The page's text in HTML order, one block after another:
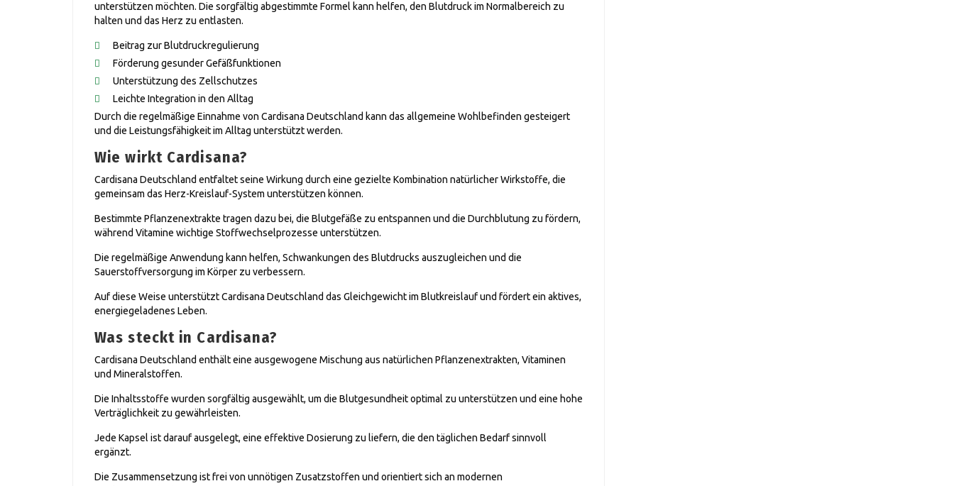
unterstützen möchten. Die sorgfältig abgestimmte Formel kann helfen, den Blutdruck im Normalbereich zu
halten und das Herz zu entlasten.
Beitrag zur Blutdruckregulierung
Förderung gesunder Gefäßfunktionen
Unterstützung des Zellschutzes
Leichte Integration in den Alltag
Durch die regelmäßige Einnahme von Cardisana Deutschland kann das allgemeine Wohlbefinden gesteigert
und die Leistungsfähigkeit im Alltag unterstützt werden.
Wie wirkt Cardisana?
Cardisana Deutschland entfaltet seine Wirkung durch eine gezielte Kombination natürlicher Wirkstoffe, die
gemeinsam das Herz-Kreislauf-System unterstützen können.
Bestimmte Pflanzenextrakte tragen dazu bei, die Blutgefäße zu entspannen und die Durchblutung zu fördern,
während Vitamine wichtige Stoffwechselprozesse unterstützen.
Die regelmäßige Anwendung kann helfen, Schwankungen des Blutdrucks auszugleichen und die
Sauerstoffversorgung im Körper zu verbessern.
Auf diese Weise unterstützt Cardisana Deutschland das Gleichgewicht im Blutkreislauf und fördert ein aktives,
energiegeladenes Leben.
Was steckt in Cardisana?
Cardisana Deutschland enthält eine ausgewogene Mischung aus natürlichen Pflanzenextrakten, Vitaminen
und Mineralstoffen.
Die Inhaltsstoffe wurden sorgfältig ausgewählt, um die Blutgesundheit optimal zu unterstützen und eine hohe
Verträglichkeit zu gewährleisten.
Jede Kapsel ist darauf ausgelegt, eine effektive Dosierung zu liefern, die den täglichen Bedarf sinnvoll
ergänzt.
Die Zusammensetzung ist frei von unnötigen Zusatzstoffen und orientiert sich an modernen